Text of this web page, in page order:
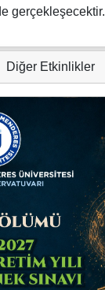
gerçekleşecektir.
Diğer Etkinlikler